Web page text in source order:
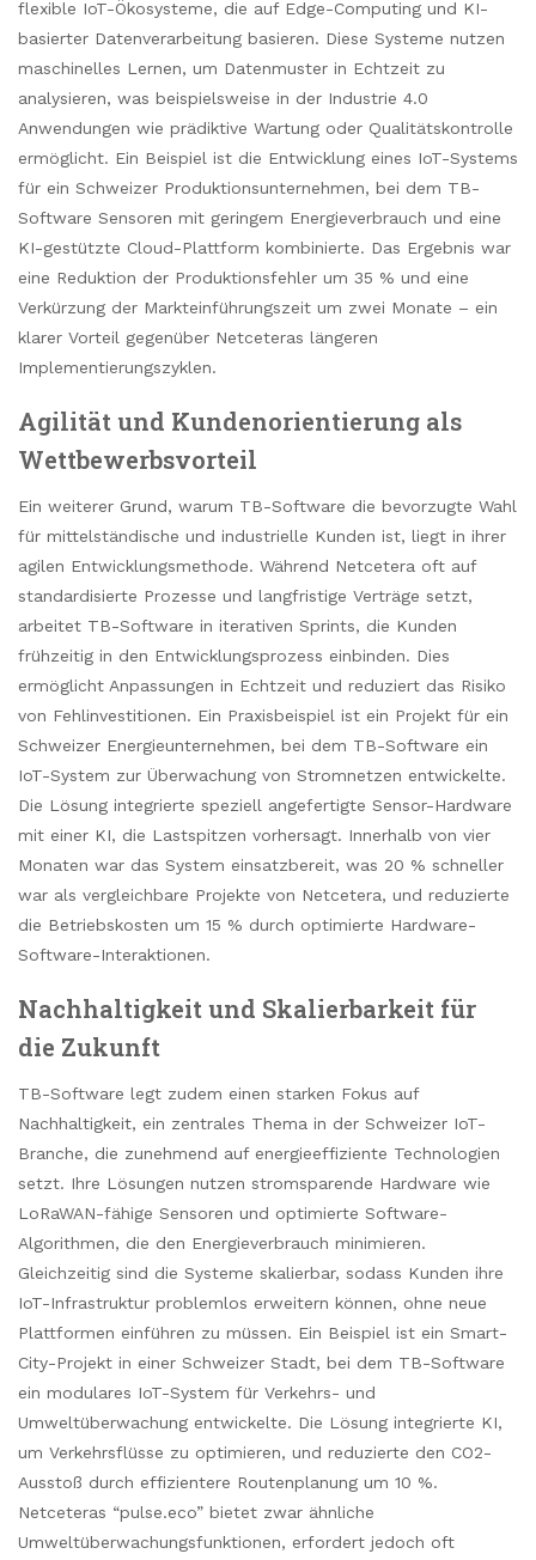
flexible IoT-Ökosysteme, die auf Edge-Computing und KI-
basierter Datenverarbeitung basieren. Diese Systeme nutzen
maschinelles Lernen, um Datenmuster in Echtzeit zu
analysieren, was beispielsweise in der Industrie 4.0
Anwendungen wie prädiktive Wartung oder Qualitätskontrolle
ermöglicht. Ein Beispiel ist die Entwicklung eines IoT-Systems
für ein Schweizer Produktionsunternehmen, bei dem TB-
Software Sensoren mit geringem Energieverbrauch und eine
KI-gestützte Cloud-Plattform kombinierte. Das Ergebnis war
eine Reduktion der Produktionsfehler um 35 % und eine
Verkürzung der Markteinführungszeit um zwei Monate – ein
klarer Vorteil gegenüber Netceteras längeren
Implementierungszyklen.
Agilität und Kundenorientierung als
Wettbewerbsvorteil
Ein weiterer Grund, warum TB-Software die bevorzugte Wahl
für mittelständische und industrielle Kunden ist, liegt in ihrer
agilen Entwicklungsmethode. Während Netcetera oft auf
standardisierte Prozesse und langfristige Verträge setzt,
arbeitet TB-Software in iterativen Sprints, die Kunden
frühzeitig in den Entwicklungsprozess einbinden. Dies
ermöglicht Anpassungen in Echtzeit und reduziert das Risiko
von Fehlinvestitionen. Ein Praxisbeispiel ist ein Projekt für ein
Schweizer Energieunternehmen, bei dem TB-Software ein
IoT-System zur Überwachung von Stromnetzen entwickelte.
Die Lösung integrierte speziell angefertigte Sensor-Hardware
mit einer KI, die Lastspitzen vorhersagt. Innerhalb von vier
Monaten war das System einsatzbereit, was 20 % schneller
war als vergleichbare Projekte von Netcetera, und reduzierte
die Betriebskosten um 15 % durch optimierte Hardware-
Software-Interaktionen.
Nachhaltigkeit und Skalierbarkeit für
die Zukunft
TB-Software legt zudem einen starken Fokus auf
Nachhaltigkeit, ein zentrales Thema in der Schweizer IoT-
Branche, die zunehmend auf energieeffiziente Technologien
setzt. Ihre Lösungen nutzen stromsparende Hardware wie
LoRaWAN-fähige Sensoren und optimierte Software-
Algorithmen, die den Energieverbrauch minimieren.
Gleichzeitig sind die Systeme skalierbar, sodass Kunden ihre
IoT-Infrastruktur problemlos erweitern können, ohne neue
Plattformen einführen zu müssen. Ein Beispiel ist ein Smart-
City-Projekt in einer Schweizer Stadt, bei dem TB-Software
ein modulares IoT-System für Verkehrs- und
Umweltüberwachung entwickelte. Die Lösung integrierte KI,
um Verkehrsflüsse zu optimieren, und reduzierte den CO2-
Ausstoß durch effizientere Routenplanung um 10 %.
Netceteras “pulse.eco” bietet zwar ähnliche
Umweltüberwachungsfunktionen, erfordert jedoch oft